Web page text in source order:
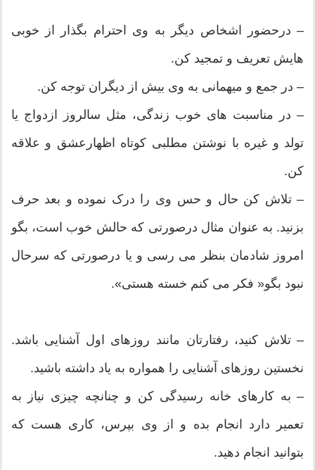
– درحضور اشخاص دیگر به وی احترام بگذار از خوبی
هایش تعریف و تمجید کن.
– در جمع و میهمانی به وی بیش از دیگران توجه کن.
– در مناسبت های خوب زندگی، مثل سالروز ازدواج یا
تولد و غیره با نوشتن مطلبی کوتاه اظهارعشق و علاقه
کن.
– تلاش کن حال و حس وی را درک نموده و بعد حرف
بزنید. به عنوان مثال درصورتی که حالش خوب است، بگو
امروز شادمان بنظر می رسی و یا درصورتی که سرحال
نبود بگو« فکر می کنم خسته هستی».
– تلاش کنید، رفتارتان مانند روزهای اول آشنایی باشد.
نخستین روزهای آشنایی را همواره به یاد داشته باشید.
– به کارهای خانه رسیدگی کن و چنانچه چیزی نیاز به
تعمیر دارد انجام بده و از وی بپرس، کاری هست که
بتوانید انجام دهید.